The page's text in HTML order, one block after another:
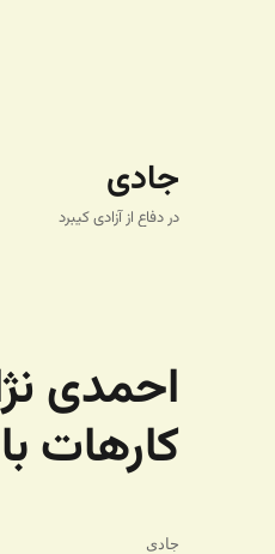
جادی
در دفاع از آزادی کیبرد
احمدی
کارهات
نویسنده
جادی